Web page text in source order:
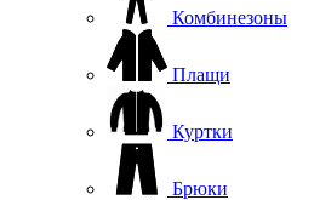
Комбинезоны
Плащи
Куртки
Брюки